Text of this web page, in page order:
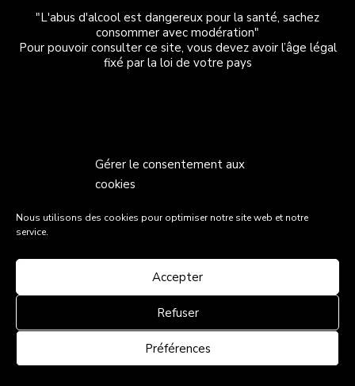
Gérer le consentement aux
cookies
Nous utilisons des cookies pour optimiser notre site web et notre
service.
Accepter
Refuser
Préférences
"L'abus d'alcool est dangereux pour la santé, sachez
consommer avec modération"
Pour pouvoir consulter ce site, vous devez avoir l’âge légal
fixé par la loi de votre pays